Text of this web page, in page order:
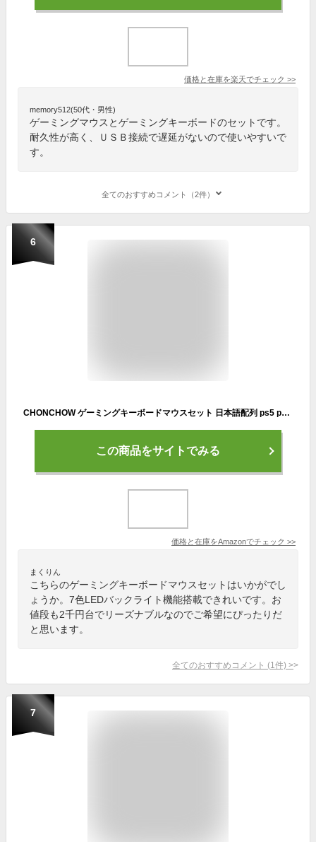
価格と在庫を楽天でチェック >>
memory512(50代・男性)
ゲーミングマウスとゲーミングキーボードのセットです。
耐久性が高く、ＵＳＢ接続で遅延がないので使いやすいで
す。
全てのおすすめコメント（2件）
6
CHONCHOW ゲーミングキーボードマウスセット 日本語配列 ps5 ps4 NS 対応 「無変換」/「変換」キー付き 88キー 七色LEDバックライト usb有線 19キー防衝突 テンキーレス 4段階DPIゲーミングマウス 102J
この商品をサイトでみる
価格と在庫をAmazonでチェック >>
まくりん
こちらのゲーミングキーボードマウスセットはいかがでし
ょうか。7色LEDバックライト機能搭載できれいです。お
値段も2千円台でリーズナブルなのでご希望にぴったりだ
と思います。
全てのおすすめコメント (1 件) >
7